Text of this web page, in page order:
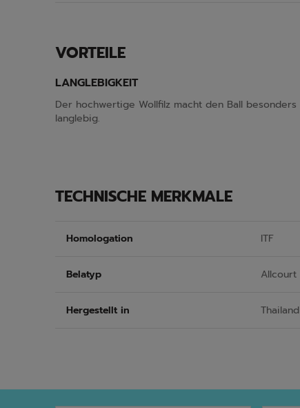
VORTEILE
LANGLEBIGKEIT
Der hochwertige Wollfilz macht den Ball besonders
langlebig.
TECHNISCHE MERKMALE
Homologation ITF
Belatyp Allcourt
Hergestellt in Thailand